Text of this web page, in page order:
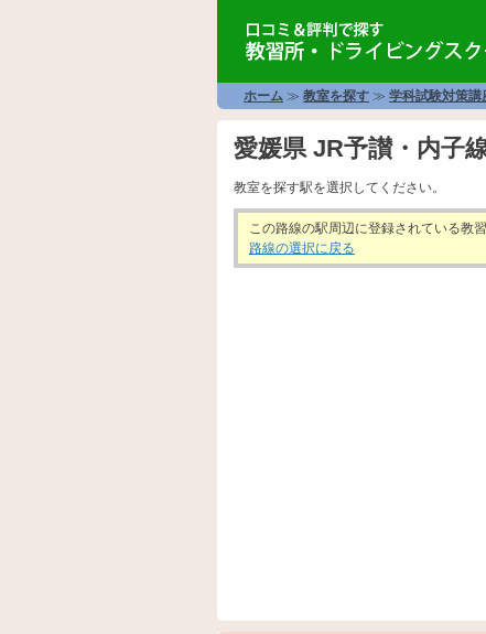
ホーム ≫ 教室を探す ≫ 学科試験対策講
愛媛県 JR予讃・内子
教室を探す駅を選択してください。
この路線の駅周辺に登録されている教
路線の選択に戻る